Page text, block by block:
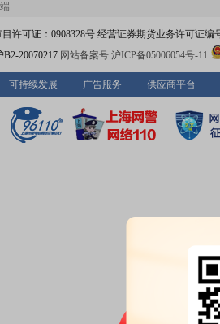
许可证：0908328号 经营证券期货业务许可证编
20070217 网站备案号:沪ICP备05006054号-11
可持续发展 广告服务 供应商平台